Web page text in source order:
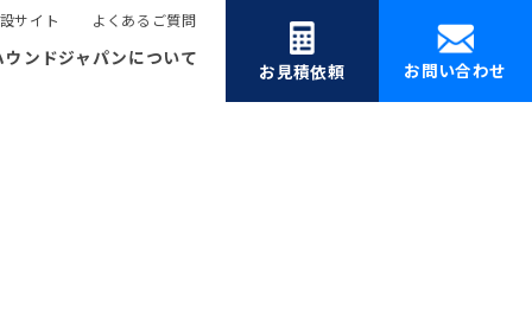
サイト よくあるご質問
ウンドジャパンについて
お見積依頼 お問い合わせ